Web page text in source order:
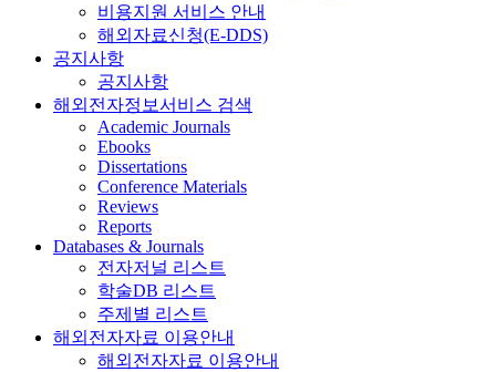
비용지원 서비스 안내
해외자료신청(E-DDS)
공지사항
공지사항
해외전자정보서비스 검색
Academic Journals
Ebooks
Dissertations
Conference Materials
Reviews
Reports
Databases & Journals
전자저널 리스트
학술DB 리스트
주제별 리스트
해외전자자료 이용안내
해외전자자료 이용안내